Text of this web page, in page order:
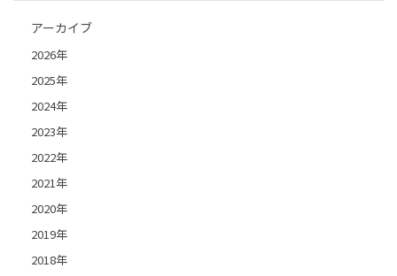
アーカイブ
2026年
2025年
2024年
2023年
2022年
2021年
2020年
2019年
2018年